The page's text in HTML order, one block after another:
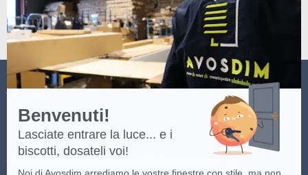
di
più
su
Axeptio
Benvenuti!
Lasciate entrare la luce... e i
biscotti, dosateli voi!
AVOSDIM
(*) Consulta i termini e condizioni dell'offerta cliccando